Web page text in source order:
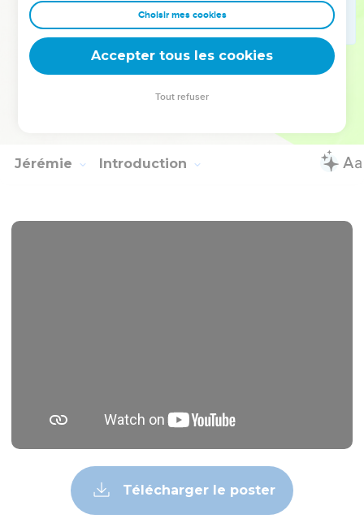
It shall happen, that from one new moon to another, and
from one Sabbath to another, shall all flesh come to worship
before me," says Yahweh.
"They shall go forth, and look on the dead bodies of the
men who have transgressed against me: for their worm shall
Jérémie Introduction
Télécharger le poster
Choisir mes cookies
Accepter tous les cookies
Tout refuser